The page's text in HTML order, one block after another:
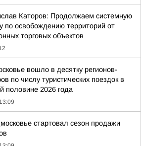
Каторов: Продолжаем системную
по освобождению территорий от
торговых объектов
вошло в десятку регионов-
по числу туристических поездок в
половине 2026 года
13:09
стартовал сезон продажи